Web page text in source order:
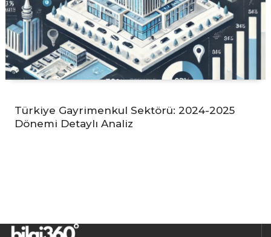
Türkiye Gayrimenkul Sektörü: 2024-2025
Dönemi Detaylı Analiz